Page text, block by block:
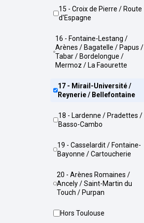
15 - Croix de Pierre / Route
d'Espagne
16 - Fontaine-Lestang /
Arènes / Bagatelle / Papus /
Tabar / Bordelongue /
Mermoz / La Faourette
17 - Mirail-Université /
Reynerie / Bellefontaine
18 - Lardenne / Pradettes /
Basso-Cambo
19 - Casselardit / Fontaine-
Bayonne / Cartoucherie
20 - Arènes Romaines /
Ancely / Saint-Martin du
Touch / Purpan
Hors Toulouse